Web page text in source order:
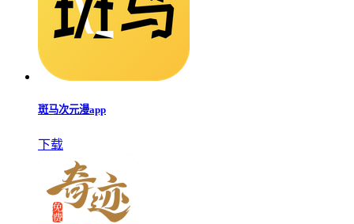
斑马次元漫app
下载